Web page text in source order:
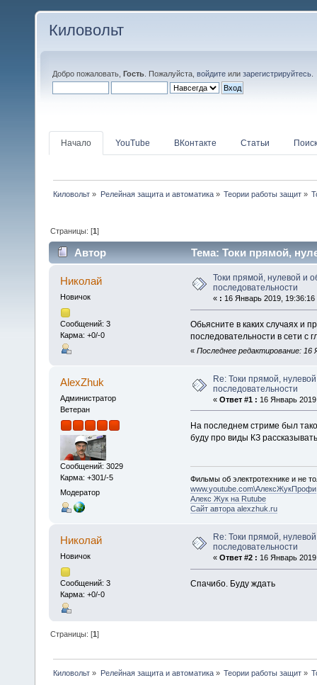
Киловольт
Добро пожаловать, Гость . Пожалуйста, войдите или зарегистрируйтесь
Начало YouTube ВКонтакте Статьи Поиск
Киловольт » Релейная защита и автоматика» Теории работы защит»
Страницы: [1]
Автор Тема: Токи прямой,
Николай
Новичок
Сообщений: 3
Карма: +0/-0
Токи прямой, нулевой и
последовательности
« : 16 Январь 2019, 19:36:16
Обьясните в каких случаях и
последовательности в сети с
« Последнее редактирование: 16
AlexZhuk
Администратор
Ветеран
Сообщений: 3029
Карма: +301/-5
Модератор
Re: Токи прямой,
последовательности
« Ответ #1 : 16 Январь
На последнем стриме был
буду про виды КЗ
Фильмы об электротехнике и не
www.youtube.com\АлексЖукПрофи
Алекс Жук на Rutube
Сайт автора alexzhuk.ru
Николай
Новичок
Сообщений: 3
Карма: +0/-0
Re: Токи прямой,
последовательности
« Ответ #2 : 16 Январь
Спачибо. Буду ждать
Страницы: [1]
Киловольт » Релейная защита и автоматика» Теории работы защит»